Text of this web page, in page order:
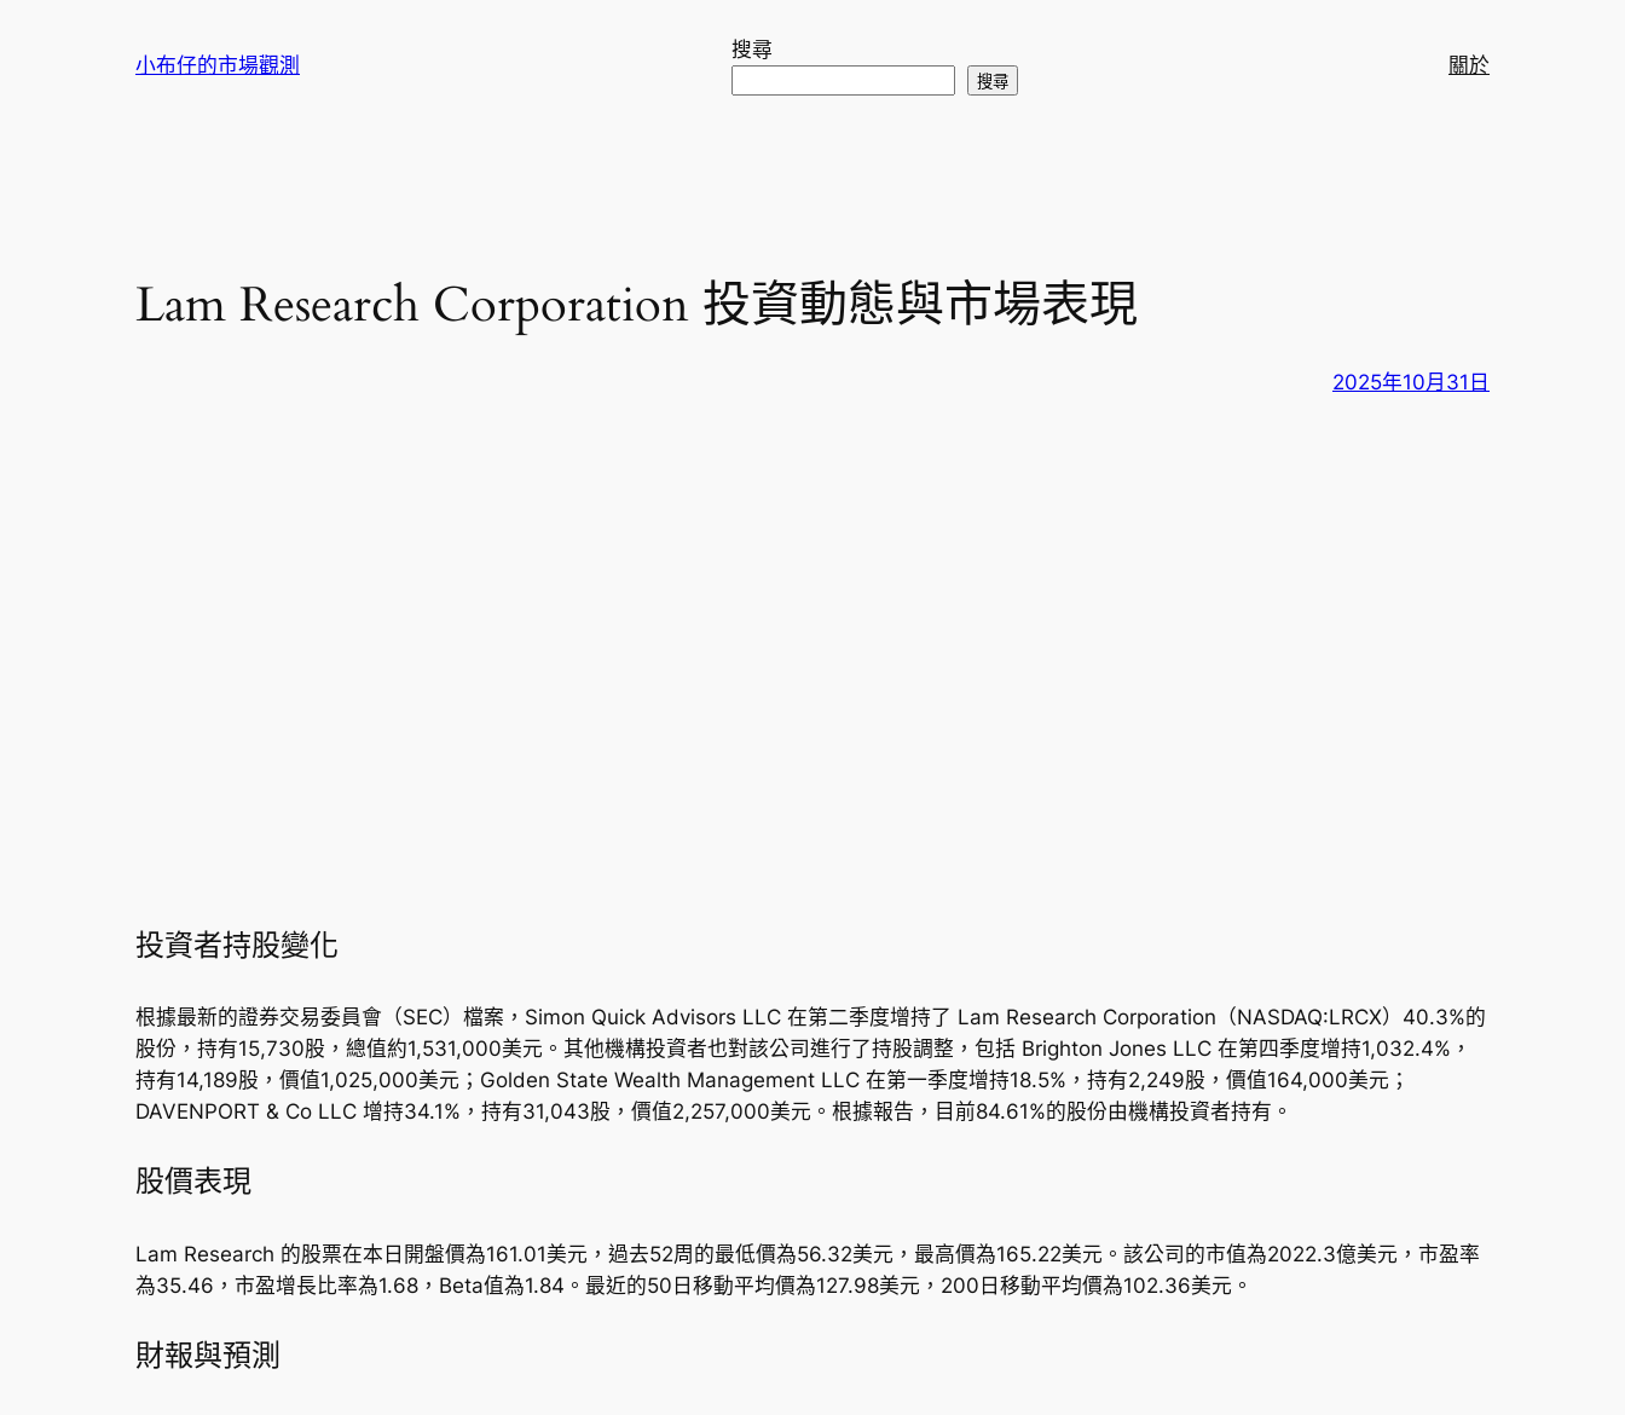
小布仔的市場觀測
搜尋
搜尋
關於
Lam Research Corporation 投資動態與市場表現
2025年10月31日
投資者持股變化
根據最新的證券交易委員會（SEC）檔案，Simon Quick Advisors LLC 在第二季度增持了 Lam Research Corporation（NASDAQ:LRCX）40.3%的
股份，持有15,730股，總值約1,531,000美元。其他機構投資者也對該公司進行了持股調整，包括 Brighton Jones LLC 在第四季度增持1,032.4%，
持有14,189股，價值1,025,000美元；Golden State Wealth Management LLC 在第一季度增持18.5%，持有2,249股，價值164,000美元；
DAVENPORT & Co LLC 增持34.1%，持有31,043股，價值2,257,000美元。根據報告，目前84.61%的股份由機構投資者持有。
股價表現
Lam Research 的股票在本日開盤價為161.01美元，過去52周的最低價為56.32美元，最高價為165.22美元。該公司的市值為2022.3億美元，市盈率
為35.46，市盈增長比率為1.68，Beta值為1.84。最近的50日移動平均價為127.98美元，200日移動平均價為102.36美元。
財報與預測